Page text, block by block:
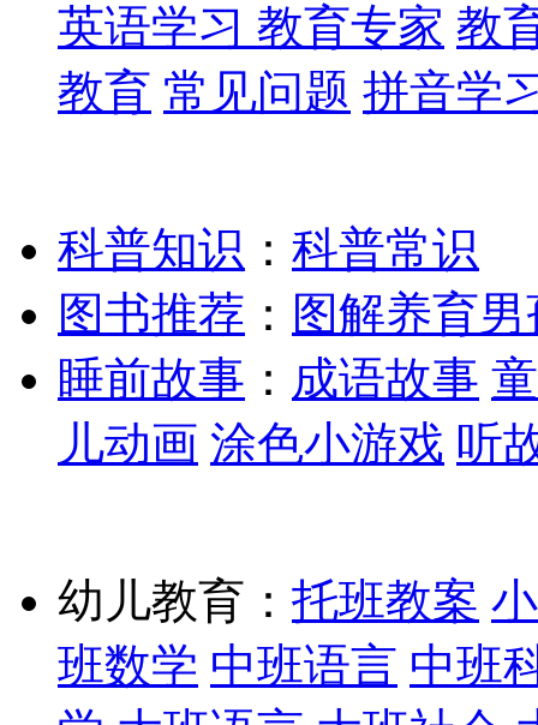
英语学习 教育专家 教
教育 常见问题 拼音学
科普知识 ： 科普常识
图书推荐 ： 图解养育男
睡前故事 ： 成语故事
儿动画 涂色小游戏 听
幼儿教育： 托班教案
班数学 中班语言 中班